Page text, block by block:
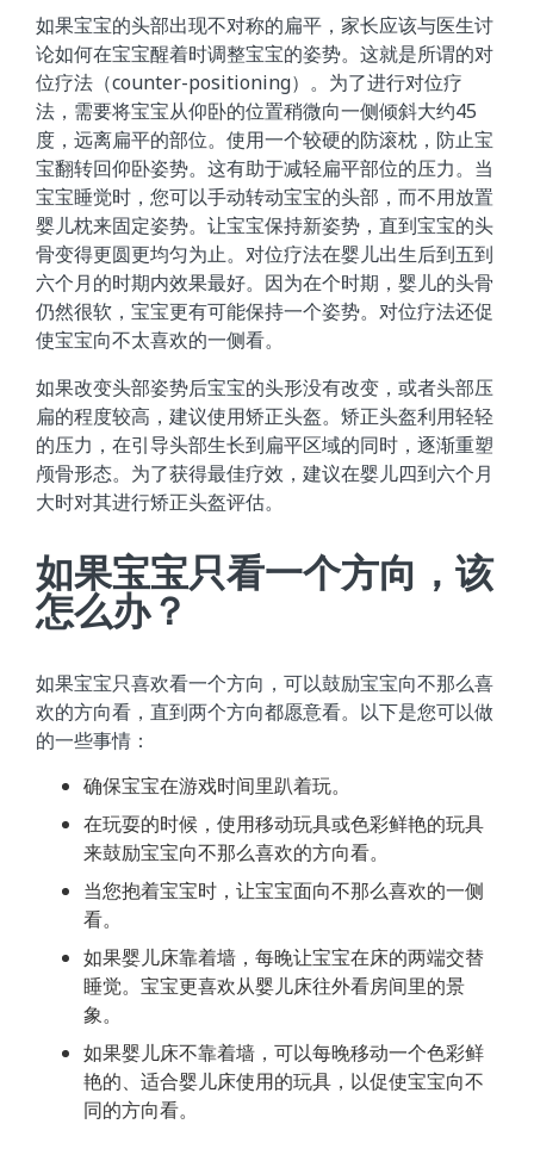
如果宝宝的头部出现不对称的扁平，家长应该与医生讨
论如何在宝宝醒着时调整宝宝的姿势。这就是所谓的对
位疗法（counter-positioning）。为了进行对位疗
法，需要将宝宝从仰卧的位置稍微向一侧倾斜大约45
度，远离扁平的部位。使用一个较硬的防滚枕，防止宝
宝翻转回仰卧姿势。这有助于减轻扁平部位的压力。当
宝宝睡觉时，您可以手动转动宝宝的头部，而不用放置
婴儿枕来固定姿势。让宝宝保持新姿势，直到宝宝的头
骨变得更圆更均匀为止。对位疗法在婴儿出生后到五到
六个月的时期内效果最好。因为在个时期，婴儿的头骨
仍然很软，宝宝更有可能保持一个姿势。对位疗法还促
使宝宝向不太喜欢的一侧看。
如果改变头部姿势后宝宝的头形没有改变，或者头部压
扁的程度较高，建议使用矫正头盔。矫正头盔利用轻轻
的压力，在引导头部生长到扁平区域的同时，逐渐重塑
颅骨形态。为了获得最佳疗效，建议在婴儿四到六个月
大时对其进行矫正头盔评估。
如果宝宝只看一个方向，该
怎么办？
如果宝宝只喜欢看一个方向，可以鼓励宝宝向不那么喜
欢的方向看，直到两个方向都愿意看。以下是您可以做
的一些事情：
确保宝宝在游戏时间里趴着玩。
在玩耍的时候，使用移动玩具或色彩鲜艳的玩具
来鼓励宝宝向不那么喜欢的方向看。
当您抱着宝宝时，让宝宝面向不那么喜欢的一侧
看。
如果婴儿床靠着墙，每晚让宝宝在床的两端交替
睡觉。宝宝更喜欢从婴儿床往外看房间里的景
象。
如果婴儿床不靠着墙，可以每晚移动一个色彩鲜
艳的、适合婴儿床使用的玩具，以促使宝宝向不
同的方向看。